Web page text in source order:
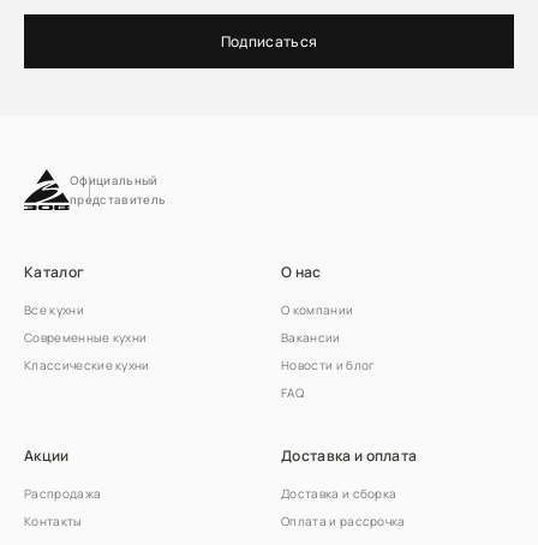
Подписаться
Официальный
представитель
Каталог
Все кухни
Современные кухни
Классические кухни
О нас
О компании
Вакансии
Новости и блог
FAQ
Акции
Распродажа
Контакты
Доставка и оплата
Доставка и сборка
Оплата и рассрочка